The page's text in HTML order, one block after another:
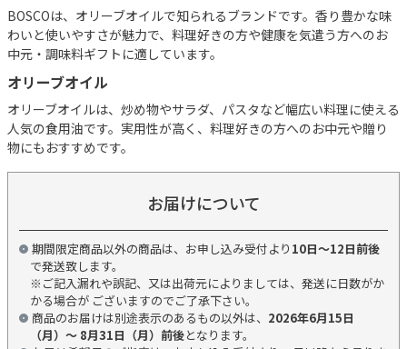
BOSCOは、オリーブオイルで知られるブランドです。香り豊かな味
わいと使いやすさが魅力で、料理好きの方や健康を気遣う方へのお
中元・調味料ギフトに適しています。
オリーブオイル
オリーブオイルは、炒め物やサラダ、パスタなど幅広い料理に使える
人気の食用油です。実用性が高く、料理好きの方へのお中元や贈り
物にもおすすめです。
お届けについて
期間限定商品以外の商品は、お申し込み受付より 10日～12日前後
で発送致します。
※ご記入漏れや誤記、又は出荷元によりましては、発送に日数がか
かる場合が ございますのでご了承下さい。
商品のお届けは別途表示のあるもの以外は、 2026年6月15日
（月）～ 8月31日（月）前後となります。